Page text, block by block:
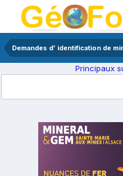
Demandes d' identification de
Principaux